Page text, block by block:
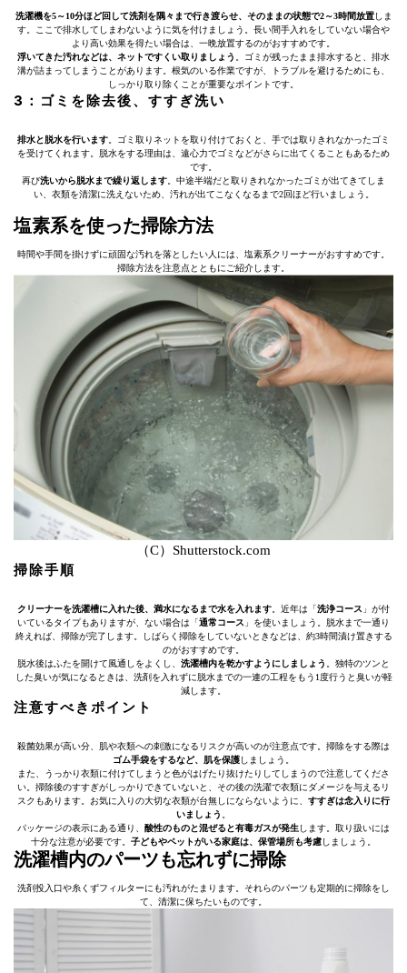
洗濯機を5～10分ほど回して洗剤を隅々まで行き渡らせ、そのままの状態で2～3時間放置しま
す。ここで排水してしまわないように気を付けましょう。長い間手入れをしていない場合や
より高い効果を得たい場合は、一晩放置するのがおすすめです。
浮いてきた汚れなどは、ネットですくい取りましょう 。ゴミが残ったまま排水すると、排水
溝が詰まってしまうことがあります。根気のいる作業ですが、トラブルを避けるためにも、
しっかり取り除くことが重要なポイントです。
3：ゴミを除去後、すすぎ洗い
排水と脱水を行います。ゴミ取りネットを取り付けておくと、手では取りきれなかったゴミ
を受けてくれます。脱水をする理由は、遠心力でゴミなどがさらに出てくることもあるため
です。
再び洗いから脱水まで繰り返します。中途半端だと取りきれなかったゴミが出てきてしま
い、衣類を清潔に洗えないため、汚れが出てこなくなるまで2回ほど行いましょう。
塩素系を使った掃除方法
時間や手間を掛けずに頑固な汚れを落としたい人には、塩素系クリーナーがおすすめです。
掃除方法を注意点とともにご紹介します。
（C）Shutterstock.com
掃除手順
クリーナーを洗濯槽に入れた後、満水になるまで水を入れます 。近年は「洗浄コース 」が付
いているタイプもありますが、ない場合は「通常コース 」を使いましょう。脱水まで一通り
終えれば、掃除が完了します。しばらく掃除をしていないときなどは、約3時間漬け置きする
のがおすすめです。
脱水後はふたを開けて風通しをよくし、 洗濯槽内を乾かすようにしましょう
。独特のツンと
した臭いが気になるときは、洗剤を入れずに脱水までの一連の工程をもう1度行うと臭いが軽
減します。
注意すべきポイント
殺菌効果が高い分、肌や衣類への刺激になるリスクが高いのが注意点です。掃除をする際は
ゴム手袋をするなど、肌を保護しましょう。
また、うっかり衣類に付けてしまうと色がはげたり抜けたりしてしまうので注意してくださ
い。掃除後のすすぎがしっかりできていないと、その後の洗濯で衣類にダメージを与えるリ
スクもあります。お気に入りの大切な衣類が台無しにならないように、 すすぎは念入りに行
いましょう
パッケージの表示にある通り、 酸性のものと混ぜると有毒ガスが発生します。取り扱いには
十分な注意が必要です。 子どもやペットがいる家庭は、保管場所も考慮しましょう。
洗濯槽内のパーツも忘れずに掃除
洗剤投入口や糸くずフィルターにも汚れがたまります。それらのパーツも定期的に掃除をし
て、清潔に保ちたいものです。